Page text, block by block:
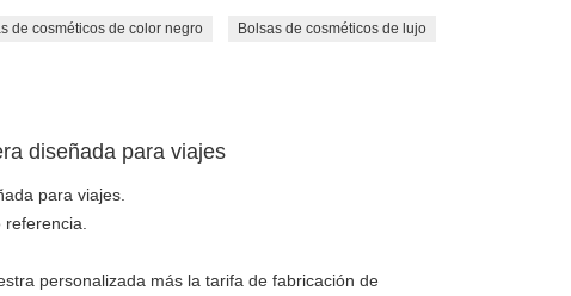
de cosméticos de color negro Bolsas de cosméticos de lujo
diseñada para viajes
para viajes.
personalizada más la tarifa de fabricación de